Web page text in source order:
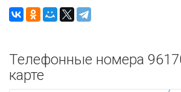
Телефонные номера
карте